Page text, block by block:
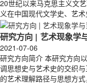
20世纪以来马克思主义文
义在中国现代文学史、艺
研究方向 | 艺术现象学
2021-07-06
研究方向简介 本研究方向
调思想史与艺术史的交织
的艺术理解路径与思想方